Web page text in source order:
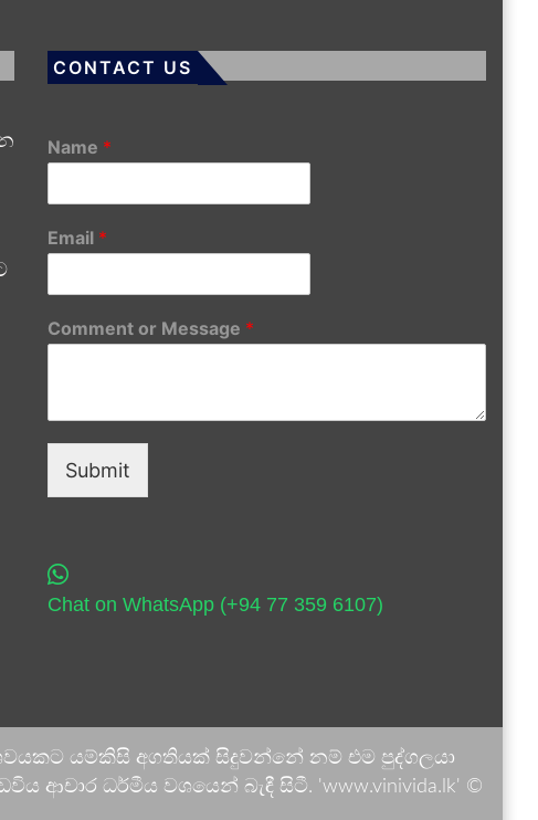
CONTACT US
Name *
Email *
Comment or Message *
Submit
Chat on WhatsApp (+94 77 359 6107)
යම්කිසි අගතියක් සිදුවන්නේ නම් එම පුද්ගලයා
ධර්මීය වශයෙන් බැඳී සිටී. 'www.vinivida.lk' ©